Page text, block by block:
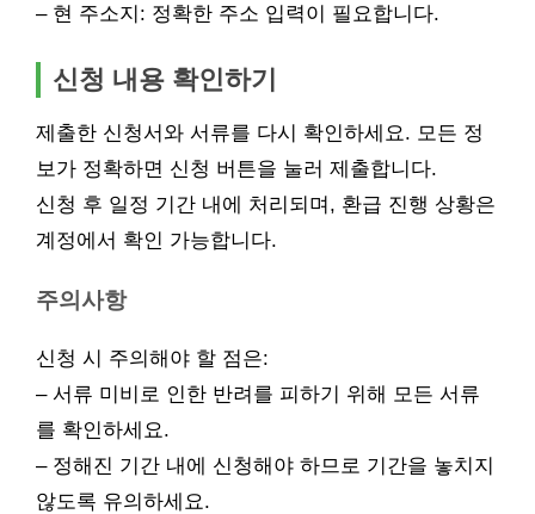
– 현 주소지: 정확한 주소 입력이 필요합니다.
신청 내용 확인하기
제출한 신청서와 서류를 다시 확인하세요. 모든 정
보가 정확하면 신청 버튼을 눌러 제출합니다.
신청 후 일정 기간 내에 처리되며, 환급 진행 상황은
계정에서 확인 가능합니다.
주의사항
신청 시 주의해야 할 점은:
– 서류 미비로 인한 반려를 피하기 위해 모든 서류
를 확인하세요.
– 정해진 기간 내에 신청해야 하므로 기간을 놓치지
않도록 유의하세요.